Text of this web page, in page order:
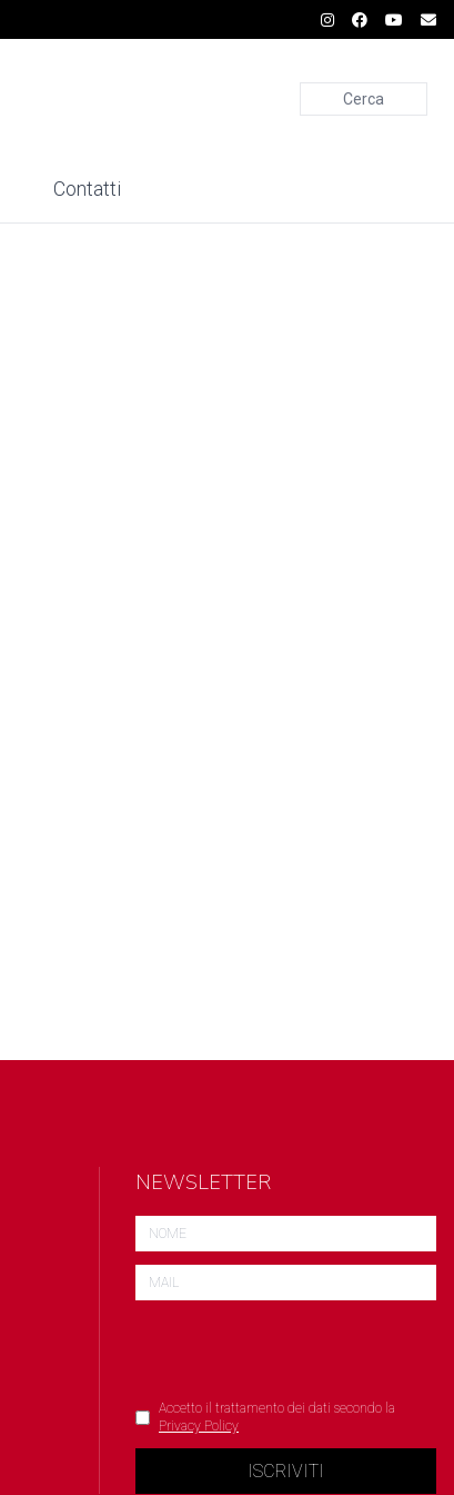
Cerca
Contatti
NEWSLETTER
Accetto il trattamento dei dati secondo la
Privacy Policy
ISCRIVITI